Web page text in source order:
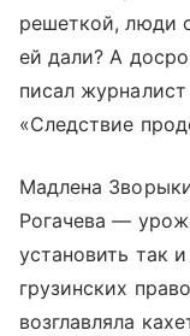
решеткой, люди
ей дали? А
писал
«Следствие
Мадлена
Рогачева —
установить так
грузинских
возглавляла